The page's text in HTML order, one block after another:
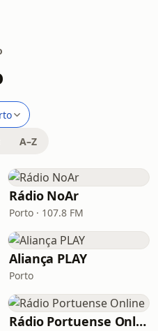
A–Z
Rádio NoAr
Porto · 107.8 FM
Aliança PLAY
Porto
Rádio Portuense Online